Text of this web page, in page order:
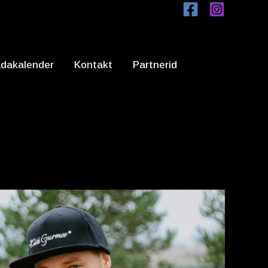
Kontakt Partnerid